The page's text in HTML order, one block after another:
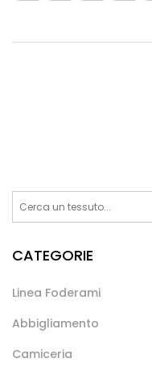
CATEGORIE
Linea Foderami
Abbigliamento
Camiceria